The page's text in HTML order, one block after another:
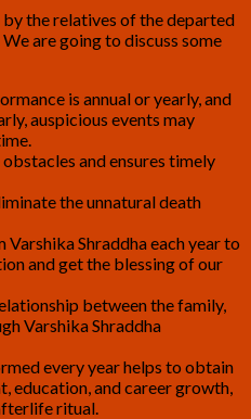
the relatives of the departed
are going to discuss some
is annual or yearly, and
auspicious events may
and ensures timely
the unnatural death
Shraddha each year to
and get the blessing of our
between the family,
Varshika Shraddha
every year helps to obtain
education, and career growth,
ritual.